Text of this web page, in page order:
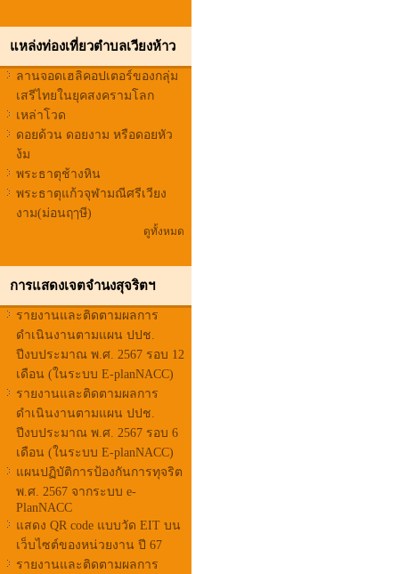
แหล่งท่องเที่ยวตำบลเวียงห้าว
ลานจอดเฮลิคอปเตอร์ของกลุ่ม
เสรีไทยในยุคสงครามโลก
เหล่าโวด
ดอยด้วน ดอยงาม หรือดอยหัว
ง้ม
พระธาตุช้างหิน
พระธาตุแก้วจุฬามณีศรีเวียง
งาม(ม่อนฤๅษี)
ดูทั้งหมด
การแสดงเจตจำนงสุจริตฯ
รายงานและติดตามผลการ
ดำเนินงานตามแผน ปปช.
ปีงบประมาณ พ.ศ. 2567 รอบ 12
เดือน (ในระบบ E-planNACC)
รายงานและติดตามผลการ
ดำเนินงานตามแผน ปปช.
ปีงบประมาณ พ.ศ. 2567 รอบ 6
เดือน (ในระบบ E-planNACC)
แผนปฏิบัติการป้องกันการทุจริต
พ.ศ. 2567 จากระบบ e-
PlanNACC
แสดง QR code แบบวัด EIT บน
เว็บไซต์ของหน่วยงาน ปี 67
รายงานและติดตามผลการ